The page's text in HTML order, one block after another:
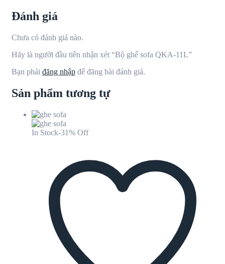
Đánh giá
Chưa có đánh giá nào.
Hãy là người đầu tiên nhận xét “Bộ ghế sofa QKA-11L”
Bạn phải đăng nhập để đăng bài đánh giá.
Sản phẩm tương tự
In Stock-31% Off